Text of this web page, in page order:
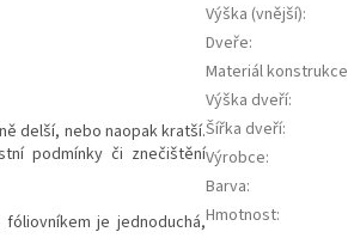
delší, nebo naopak kratší.
podmínky či znečištění
je jednoduchá,
Výška (vnější):
Dveře:
Materiál konstrukce
Výška dveří:
Šířka dveří:
Výrobce:
Barva:
Hmotnost: